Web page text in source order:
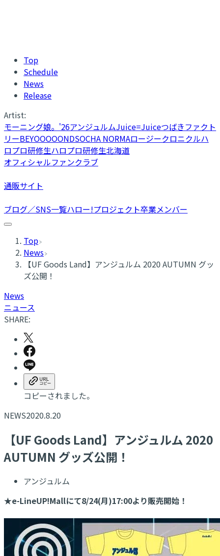
Top
Schedule
News
Release
Artist:
モーニング娘。'26アンジュルムJuice=Juiceつばきファクト
リーBEYOOOOONDSOCHA NORMAロージークロニクルハ
ロプロ研修生ハロプロ研修生北海道
オフィシャルファンクラブ
通販サイト
ブログ／SNS一覧ハロー!プロジェクト卒業メンバー
Top
News
【UF Goods Land】アンジュルム 2020 AUTUMN グッ
ズ公開！
News
ニュース
SHARE:
コピーされました。
NEWS2020.8.20
【UF Goods Land】アンジュルム 2020
AUTUMN グッズ公開！
アンジュルム
★e-LineUP!Mallにて8/24(月)17:00より販売開始！